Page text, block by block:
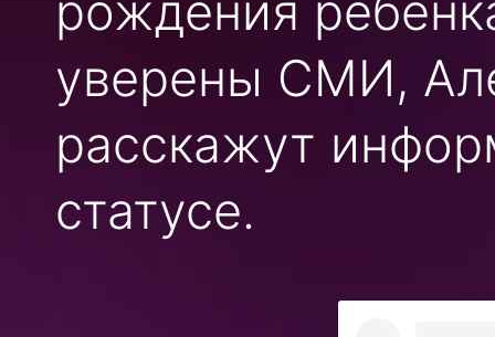
уверены СМИ,
расскажут
статусе.